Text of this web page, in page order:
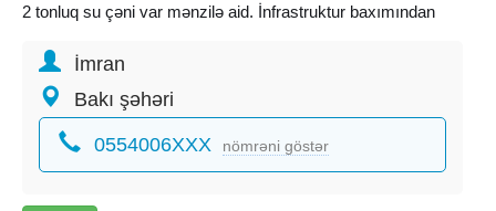
2 tonluq su çəni var mənzilə aid. İnfrastruktur baxımından
yerləşir.Mənzil şəxsi mənzilimdir vasitəçi deyiləm alan adam
hec kimə ofis haqqı ödəməyəcək. Çox təcili satılır ona görə
münasib qiymətə satıram ciddi alıcı olsa yaxşı endirim
edəcəm.
İmran
Bakı şəhəri
0554006XXX nömrəni göstər